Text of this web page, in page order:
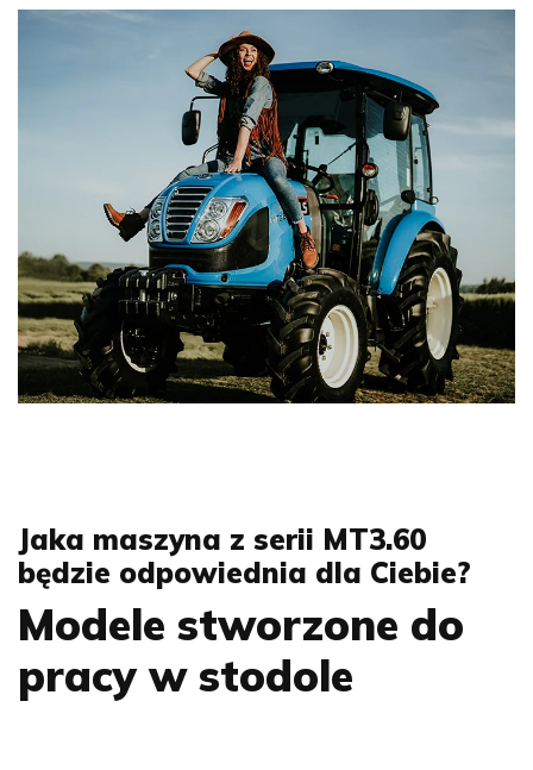
Jaka maszyna z serii MT3.60
będzie odpowiednia dla Ciebie?
Modele stworzone do
pracy w stodole